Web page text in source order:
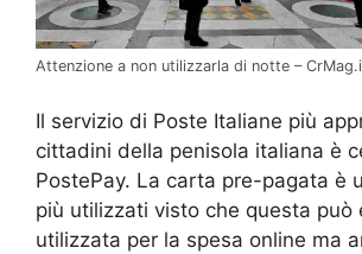
Attenzione a non utilizzarla di notte –
Il servizio di Poste Italiane più
cittadini della penisola italiana è
PostePay. La carta pre-pagata è
più utilizzati visto che questa può
utilizzata per la spesa online ma